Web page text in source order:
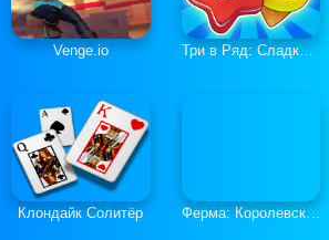
Venge.io Три в Ряд: Сладкие Загадки
Клондайк Солитёр Ферма: Королевская История